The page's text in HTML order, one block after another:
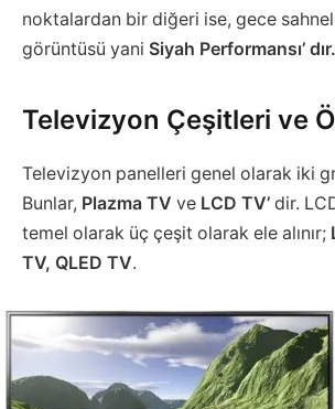
noktalardan bir diğeri ise, gece
görüntüsü yani Siyah Performansı’ dır.
Televizyon Çeşitleri ve
Televizyon panelleri genel olarak iki
Bunlar, Plazma TV ve LCD TV’ dir.
temel olarak üç çeşit olarak ele alınır;
TV, QLED TV.